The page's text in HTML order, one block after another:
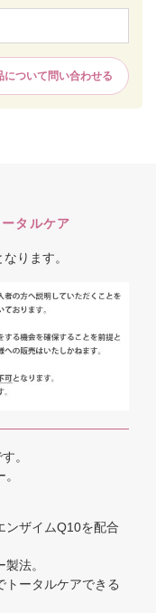
について問い合わせる
タルケア
ります。
。
ンザイムQ10を配合
法。
トータルケアできる